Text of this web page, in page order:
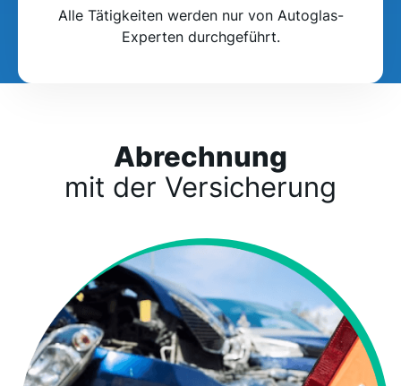
Alle Tätigkeiten werden nur von Autoglas-
Experten durchgeführt.
Abrechnung
mit der Versicherung